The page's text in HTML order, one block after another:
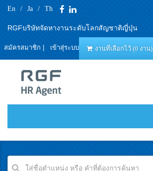
En / Ja / Th
RGFบริษัทจัดหางานระดับโลกสัญชาติญี่ปุ่น
สมัครสมาชิก| เข้าสุ่ระบบ งานที่เลือกไว้ (0 งาน)